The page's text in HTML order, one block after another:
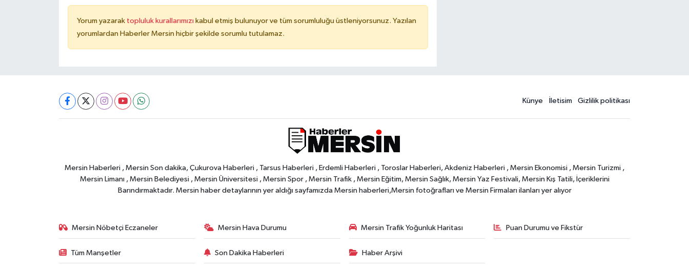
Yorum yazarak topluluk kurallarımızı kabul etmiş bulunuyor ve tüm sorumluluğu üstleniyorsunuz. Yazılan
yorumlardan Haberler Mersin hiçbir şekilde sorumlu tutulamaz.
Künye İletisim Gizlilik politikası
Mersin Haberleri , Mersin Son dakika, Çukurova Haberleri , Tarsus Haberleri , Erdemli Haberleri , Toroslar Haberleri, Akdeniz Haberleri , Mersin Ekonomisi , Mersin Turizmi ,
Mersin Limanı , Mersin Belediyesi , Mersin Üniversitesi , Mersin Spor , Mersin Trafik , Mersin Eğitim, Mersin Sağlık, Mersin Yaz Festivali, Mersin Kış Tatili, İçeriklerini
Barındırmaktadır. Mersin haber detaylarının yer aldığı sayfamızda Mersin haberleri,Mersin fotoğrafları ve Mersin Firmaları ilanları yer alıyor
Mersin Nöbetçi Eczaneler Mersin Hava Durumu Mersin Trafik Yoğunluk Haritası Puan Durumu ve Fikstür
Tüm Manşetler Son Dakika Haberleri Haber Arşivi